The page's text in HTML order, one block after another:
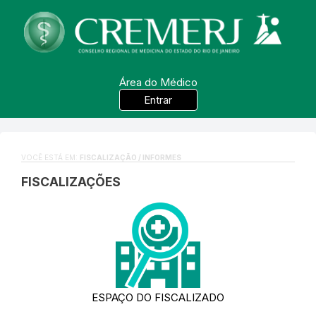
Área do Médico
Entrar
VOCÊ ESTÁ EM: FISCALIZAÇÃO / INFORMES
FISCALIZAÇÕES
ESPAÇO DO FISCALIZADO